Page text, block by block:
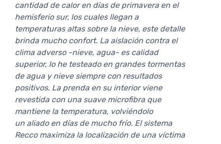
cantidad de calor en días de primavera en el
hemisferio sur, los cuales llegan a
temperaturas altas sobre la nieve, este detalle
brinda mucho confort. La aislación contra el
clima adverso -nieve, agua- es calidad
superior, lo he testeado en grandes tormentas
de agua y nieve siempre con resultados
positivos. La prenda en su interior viene
revestida con una suave microfibra que
mantiene la temperatura, volviéndolo
un aliado en días de mucho frío. El sistema
Recco maximiza la localización de una víctima